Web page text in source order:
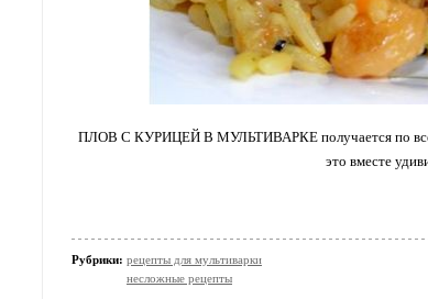
ПЛОВ С КУРИЦЕЙ В МУЛЬТИВАРКЕ получается по всем
это вместе
Рубрики: рецепты для мультиварки
несложные рецепты